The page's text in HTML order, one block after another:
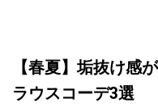
【春夏】垢抜け感
ラウスコーデ3選